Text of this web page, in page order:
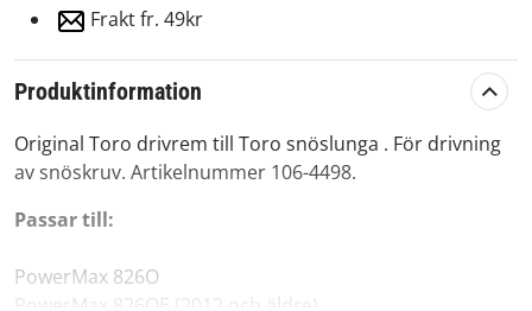
Frakt fr. 49kr
Produktinformation
Original Toro drivrem till Toro snöslunga . För drivning
av snöskruv. Artikelnummer 106-4498.
Passar till:
PowerMax 826O
PowerMax 826OE (2012 och äldre)